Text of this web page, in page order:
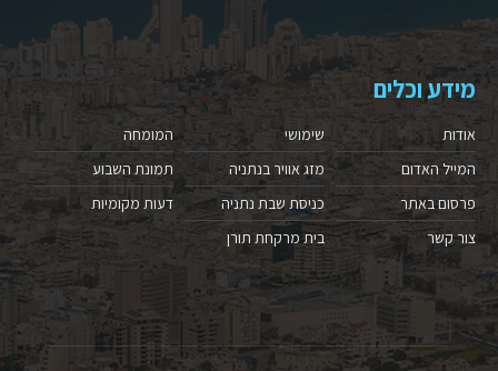
מידע וכלים
אודות
המייל האדום
פרסום באתר
צור קשר
שימושי
מזג אוויר בנתניה
כניסת שבת נתניה
בית מרקחת תורן
המומחה
תמונת השבוע
דעות מקומיות